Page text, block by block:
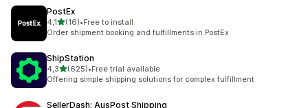
PostEx
4,1z 5 hvězd
(16)
Celkový počet recenzí: 16
•Free to install
Order shipment booking and fulfillments in PostEx
ShipStation
4,3z 5 hvězd
(625)
Celkový počet recenzí: 625
•Free trial available
Offering simple shipping solutions for complex fulfillment
SellerDash: AusPost Shipping